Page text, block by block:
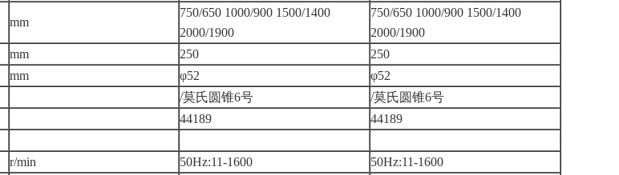
mm
750/650 1000/900 1500/1400
2000/1900
750/650 1000/900 1500/1400
2000/1900
mm 250
250
mm φ52
φ52
/莫氏圆锥6号
/莫氏圆锥6号
44189
44189
r/min 50Hz:11-1600
50Hz:11-1600